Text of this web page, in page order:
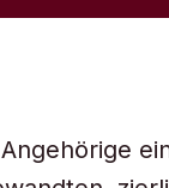
Angehörige